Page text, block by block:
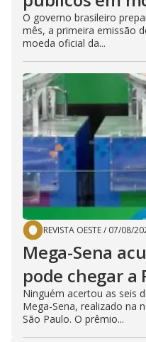
O governo brasileiro
mês, a primeira emissão
moeda oficial da...
REVISTA OESTE/ 07/08/
Mega-Sena
pode chegar a
Ninguém acertou as seis
Mega-Sena, realizado na
São Paulo. O prêmio...